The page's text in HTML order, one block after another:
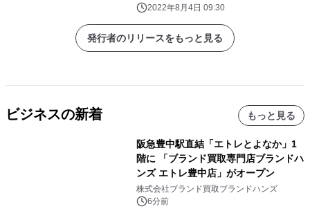
2022年8月4日 09:30
発行者のリリースをもっと見る
ビジネスの新着 もっと見る
阪急豊中駅直結「エトレとよなか」1
階に 「ブランド買取専門店ブランドハ
ンズ エトレ豊中店」がオープン
株式会社ブランド買取ブランドハンズ
6分前